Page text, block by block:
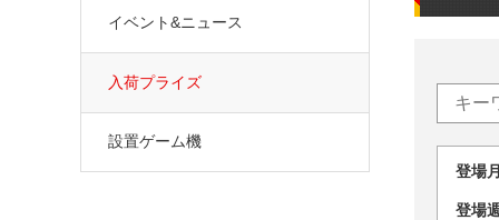
登
登
イベント&ニュース
入荷プライズ
設置ゲーム機